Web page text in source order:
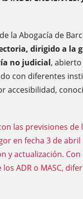
la Abogacía de
dirigido a la
no judicial,
con diferentes
accesibilidad,
las previsiones de
en fecha 3 de abril
y actualización.
ADR o MASC,